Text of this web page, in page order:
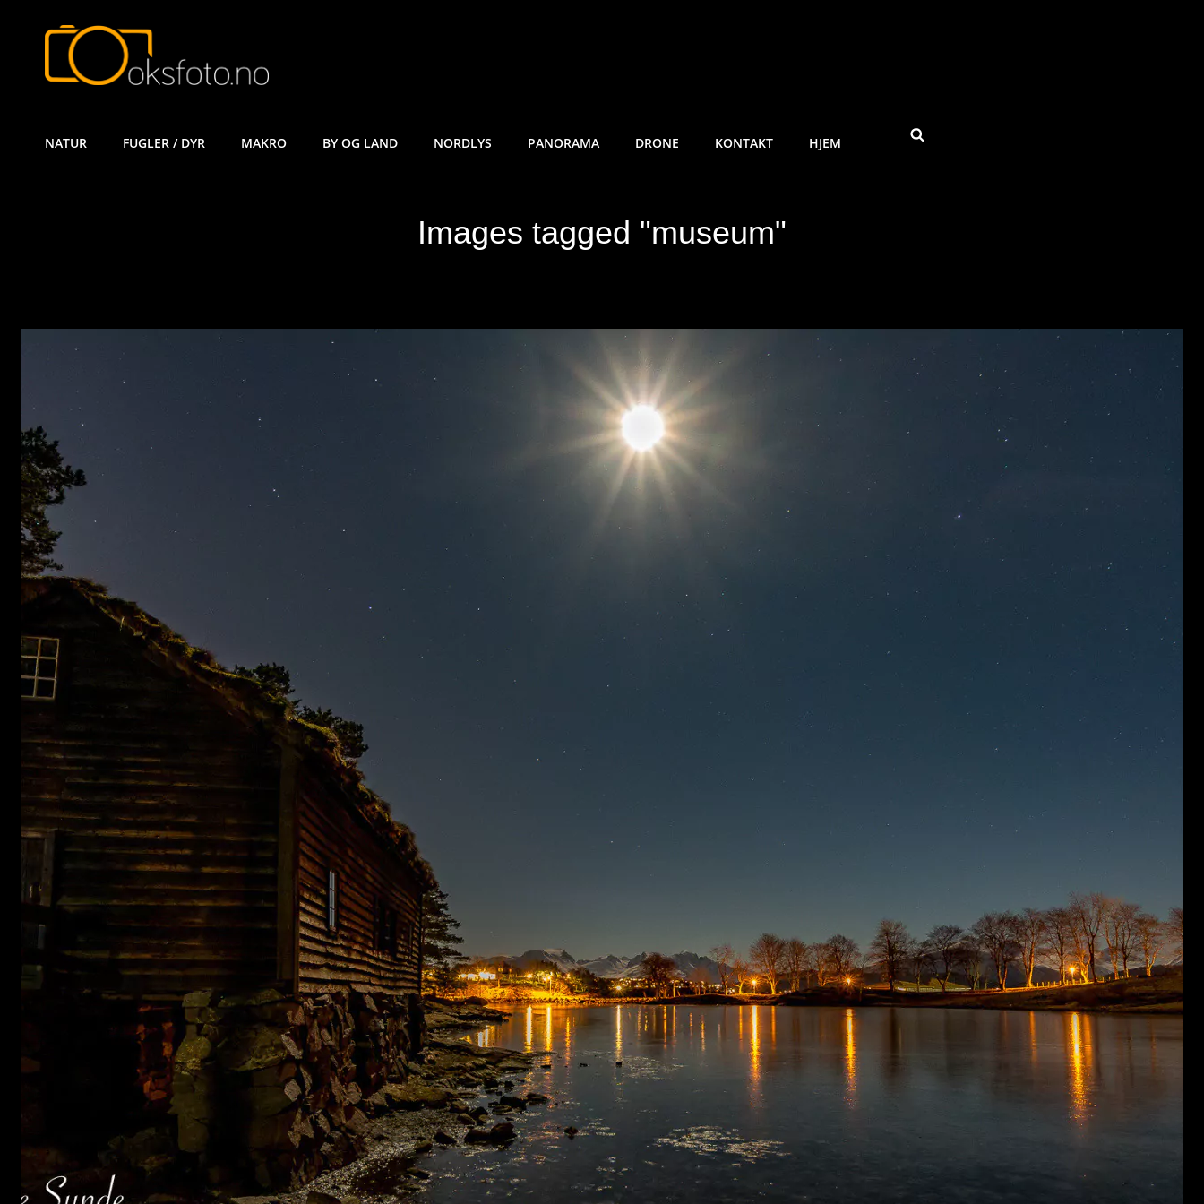
NATUR FUGLER / DYR MAKRO BY OG LAND NORDLYS PANORAMA DRONE KONTAKT HJEM
Images tagged "museum"